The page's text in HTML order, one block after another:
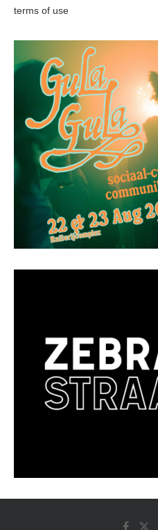
terms of use